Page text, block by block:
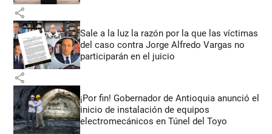
share
Sale a la luz la razón por la que las víctimas
del caso contra Jorge Alfredo Vargas no
participarán en el juicio
share
¡Por fin! Gobernador de Antioquia anunció el
inicio de instalación de equipos
electromecánicos en Túnel del Toyo